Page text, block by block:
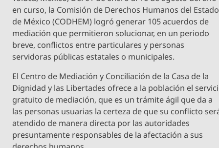
en curso, la Comisión de Derechos Humanos del Estado
de México (CODHEM) logró generar 105 acuerdos de
mediación que permitieron solucionar, en un periodo
breve, conflictos entre particulares y personas
servidoras públicas estatales o municipales.
El Centro de Mediación y Conciliación de la Casa de la
Dignidad y las Libertades ofrece a la población el
gratuito de mediación, que es un trámite ágil que da a
las personas usuarias la certeza de que su conflicto
atendido de manera directa por las autoridades
presuntamente responsables de la afectación a sus